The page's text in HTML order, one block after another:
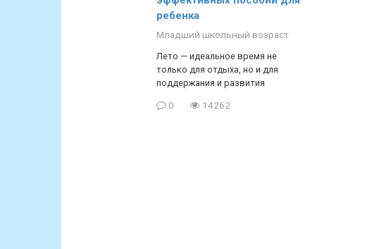
ребенка
Младший школьный возраст
Лето — идеальное время не
только для отдыха, но и для
поддержания и развития
0 14262